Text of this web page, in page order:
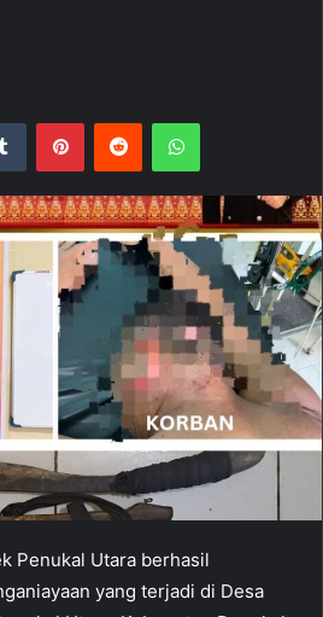
Penukal Utara berhasil
yang terjadi di Desa